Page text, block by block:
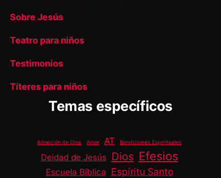
Sobre Jesús
Teatro para niños
Testimonios
Títeres para niños
Temas específicos
Adopción de Dios Amor AT Bendiciones Espirituales
Deidad de Jesús Dios Efesios
Escuela Bíblica Espíritu Santo